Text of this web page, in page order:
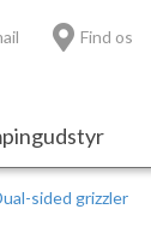
Find os
sided grizzler